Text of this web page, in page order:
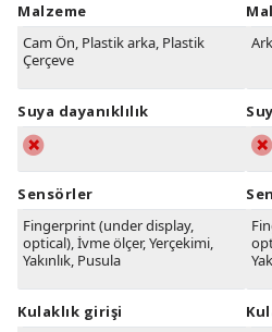
Malzeme
Cam Ön, Plastik arka, Plastik
Çerçeve
Suya dayanıklılık
Sensörler
Fingerprint (under display,
optical), İvme ölçer, Yerçekimi,
Yakınlık, Pusula
Kulaklık girişi